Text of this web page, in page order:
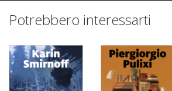
Potrebbero interessarti